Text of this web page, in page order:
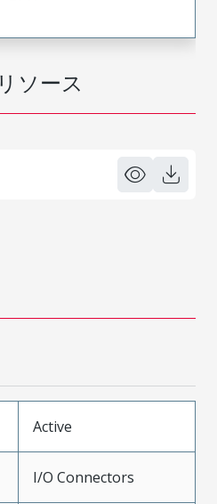
ソース
Active
I/O Connectors